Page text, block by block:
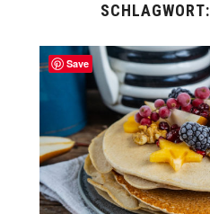
SCHLAGWORT:
Save